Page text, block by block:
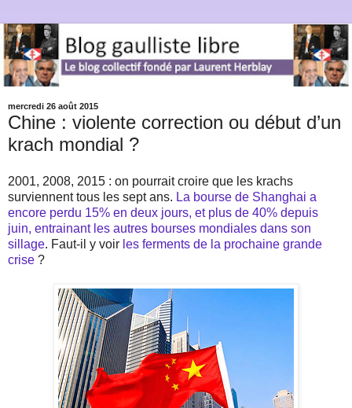
mercredi 26 août 2015
Chine : violente correction ou début d’un
krach mondial ?
2001, 2008, 2015 : on pourrait croire que les krachs
surviennent tous les sept ans. La bourse de Shanghai a
encore perdu 15% en deux jours, et plus de 40% depuis
juin, entrainant les autres bourses mondiales dans son
sillage. Faut-il y voir les ferments de la prochaine grande
crise ?